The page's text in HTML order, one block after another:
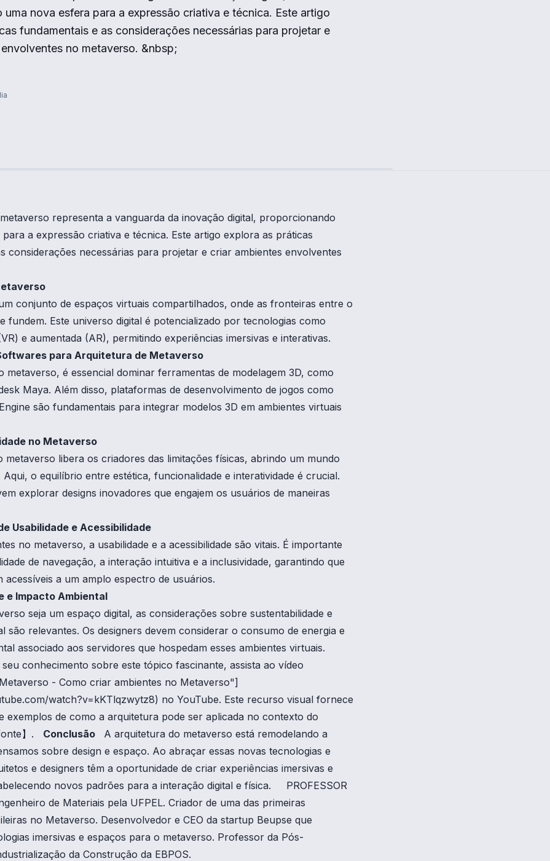
nova esfera para a expressão criativa e técnica. Este artigo
fundamentais e as considerações necessárias para projetar e
no metaverso. &nbsp;
representa a vanguarda da inovação digital, proporcionando
a expressão criativa e técnica. Este artigo explora as práticas
considerações necessárias para projetar e criar ambientes envolventes
conjunto de espaços virtuais compartilhados, onde as fronteiras entre o
fundem. Este universo digital é potencializado por tecnologias como
e aumentada (AR), permitindo experiências imersivas e interativas.
para Arquitetura de Metaverso
metaverso, é essencial dominar ferramentas de modelagem 3D, como
Maya. Além disso, plataformas de desenvolvimento de jogos como
são fundamentais para integrar modelos 3D em ambientes virtuais
no Metaverso
metaverso libera os criadores das limitações físicas, abrindo um mundo
Aqui, o equilíbrio entre estética, funcionalidade e interatividade é crucial.
explorar designs inovadores que engajem os usuários de maneiras
Usabilidade e Acessibilidade
no metaverso, a usabilidade e a acessibilidade são vitais. É importante
de navegação, a interação intuitiva e a inclusividade, garantindo que
acessíveis a um amplo espectro de usuários.
e Impacto Ambiental
seja um espaço digital, as considerações sobre sustentabilidade e
são relevantes. Os designers devem considerar o consumo de energia e
associado aos servidores que hospedam esses ambientes virtuais.
conhecimento sobre este tópico fascinante, assista ao vídeo
- Como criar ambientes no Metaverso"]
watch?v=kKTlqzwytz8) no YouTube. Este recurso visual fornece
exemplos de como a arquitetura pode ser aplicada no contexto do
】. Conclusão
A arquitetura do metaverso está remodelando a
sobre design e espaço. Ao abraçar essas novas tecnologias e
e designers têm a oportunidade de criar experiências imersivas e
novos padrões para a interação digital e física. PROFESSOR
de Materiais pela UFPEL. Criador de uma das primeiras
no Metaverso. Desenvolvedor e CEO da startup Beupse que
imersivas e espaços para o metaverso. Professor da Pós-
da Construção da EBPOS.